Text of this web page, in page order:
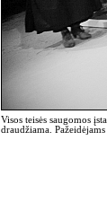
Visos teisės saugomos
draudžiama.